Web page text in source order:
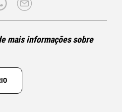
mais informações sobre